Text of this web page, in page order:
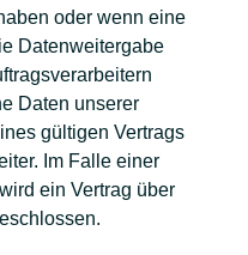
oder wenn eine
Datenweitergabe
Daten unserer
gültigen Vertrags
Im Falle einer
ein Vertrag über